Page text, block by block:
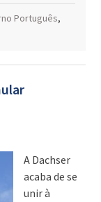
Português,
A Dachser
acaba de se
unir à